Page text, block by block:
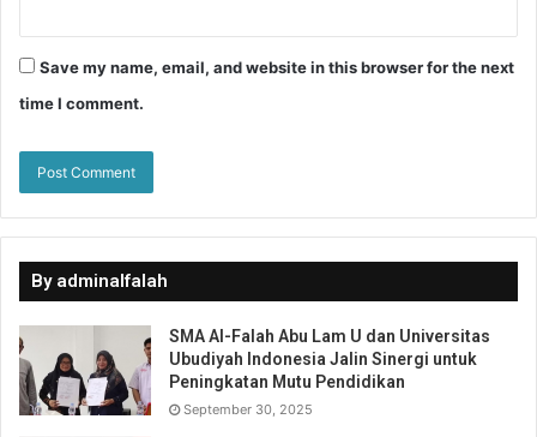
Save my name, email, and website in this browser for the next
time I comment.
By adminalfalah
SMA Al-Falah Abu Lam U dan Universitas
Ubudiyah Indonesia Jalin Sinergi untuk
Peningkatan Mutu Pendidikan
September 30, 2025